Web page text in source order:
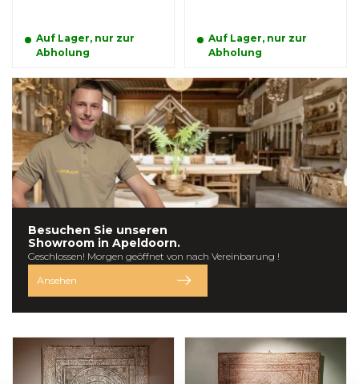
Auf Lager, nur zur
Abholung
Auf Lager, nur zur
Abholung
Besuchen Sie unseren
Showroom in Apeldoorn.
Geschlossen! Morgen geöffnet von nach Vereinbarung !
Ansehen